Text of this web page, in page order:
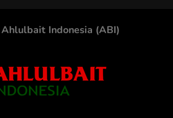
Ahlulbait Indonesia (ABI)